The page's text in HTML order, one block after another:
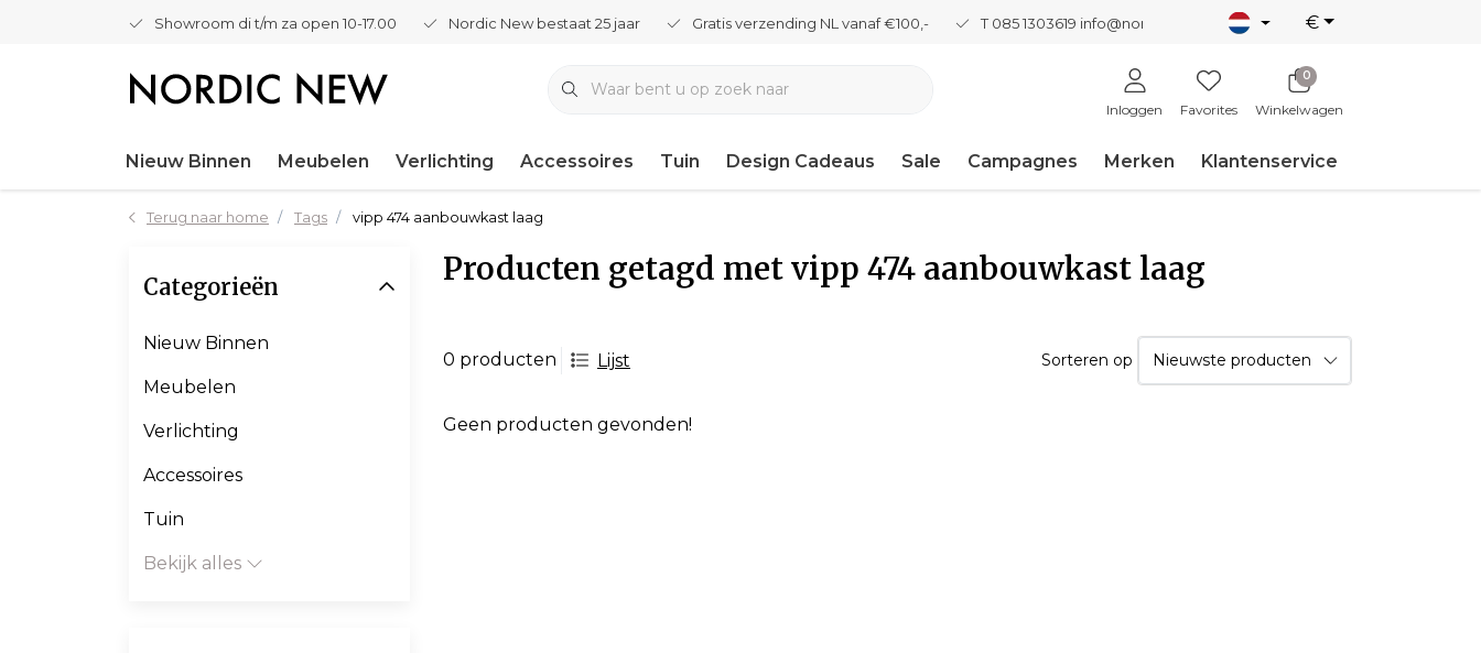
Showroom di t/m za open 10-17.00 Nordic New bestaat 25 jaar Gratis verzending NL vanaf €100,- T 085 1303619 info@nordicnew.nl €
Inloggen Favorites
0
Winkelwagen
Nieuw Binnen Meubelen Verlichting Accessoires Tuin Design Cadeaus Sale Campagnes Merken Klantenservice
Terug naar home Tags vipp 474 aanbouwkast laag
Producten getagd met vipp 474 aanbouwkast laag
0 producten Lijst Sorteren op
Geen producten gevonden!
Categorieën
Nieuw Binnen
Meubelen
Verlichting
Accessoires
Tuin
Bekijk alles